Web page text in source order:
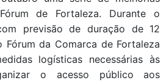
de Fortaleza. Durante o
previsão de duração de 12
Fórum da Comarca de Fortaleza
logísticas necessárias às
o acesso público aos